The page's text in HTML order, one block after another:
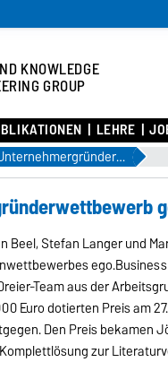
KNOWLEDGE
GROUP
LEHRE
Erster Preis bei Unternehmergründerwettbewerb gewonnen
Beel, Stefan Langer und
Team aus der
Euro dotierten Preis am
Den Preis bekamen
zur